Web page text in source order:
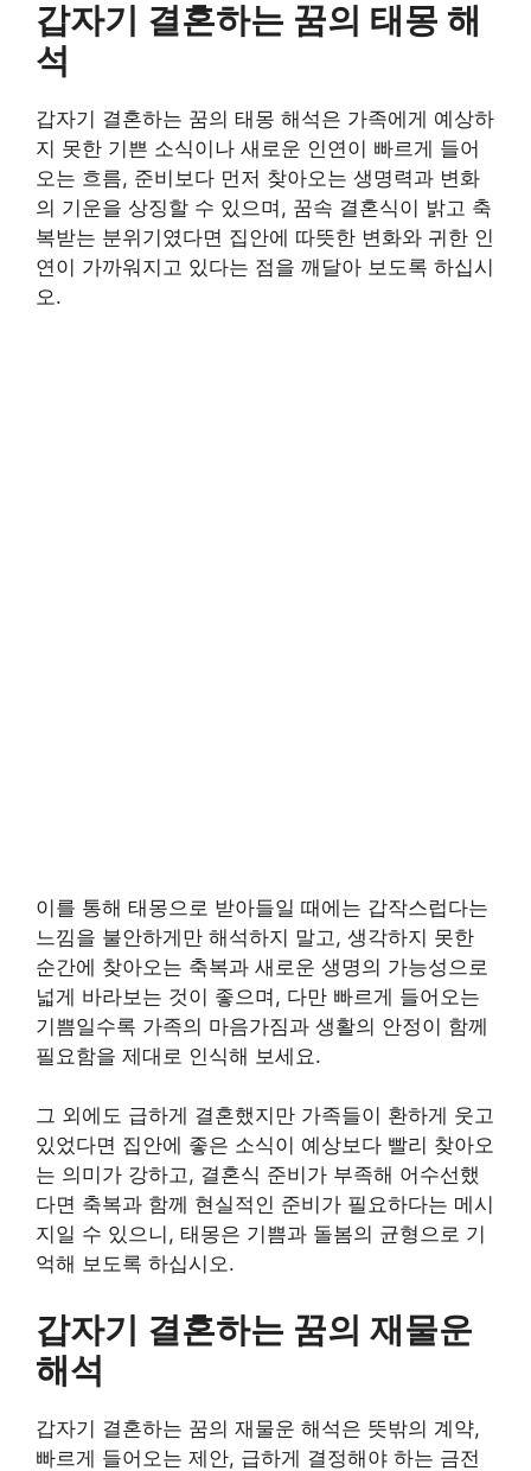
갑자기 결혼하는 꿈의 태몽 해
석
갑자기 결혼하는 꿈의 태몽 해석은 가족에게 예상하
지 못한 기쁜 소식이나 새로운 인연이 빠르게 들어
오는 흐름, 준비보다 먼저 찾아오는 생명력과 변화
의 기운을 상징할 수 있으며, 꿈속 결혼식이 밝고 축
복받는 분위기였다면 집안에 따뜻한 변화와 귀한 인
연이 가까워지고 있다는 점을 깨달아 보도록 하십시
오.
이를 통해 태몽으로 받아들일 때에는 갑작스럽다는
느낌을 불안하게만 해석하지 말고, 생각하지 못한
순간에 찾아오는 축복과 새로운 생명의 가능성으로
넓게 바라보는 것이 좋으며, 다만 빠르게 들어오는
기쁨일수록 가족의 마음가짐과 생활의 안정이 함께
필요함을 제대로 인식해 보세요.
그 외에도 급하게 결혼했지만 가족들이 환하게 웃고
있었다면 집안에 좋은 소식이 예상보다 빨리 찾아오
는 의미가 강하고, 결혼식 준비가 부족해 어수선했
다면 축복과 함께 현실적인 준비가 필요하다는 메시
지일 수 있으니, 태몽은 기쁨과 돌봄의 균형으로 기
억해 보도록 하십시오.
갑자기 결혼하는 꿈의 재물운
해석
갑자기 결혼하는 꿈의 재물운 해석은 뜻밖의 계약,
빠르게 들어오는 제안, 급하게 결정해야 하는 금전